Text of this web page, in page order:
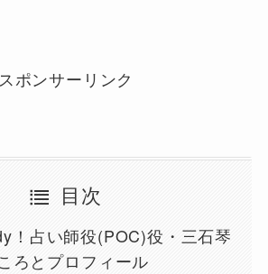
スポンサーリンク
目次
！占い師役(POC)役・三石琴
ろとプロフィール